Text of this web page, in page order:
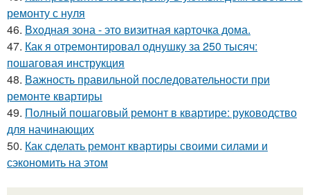
ремонту с нуля
46. Входная зона - это визитная карточка дома.
47. Как я отремонтировал однушку за 250 тысяч:
пошаговая инструкция
48. Важность правильной последовательности при
ремонте квартиры
49. Полный пошаговый ремонт в квартире: руководство
для начинающих
50. Как сделать ремонт квартиры своими силами и
сэкономить на этом